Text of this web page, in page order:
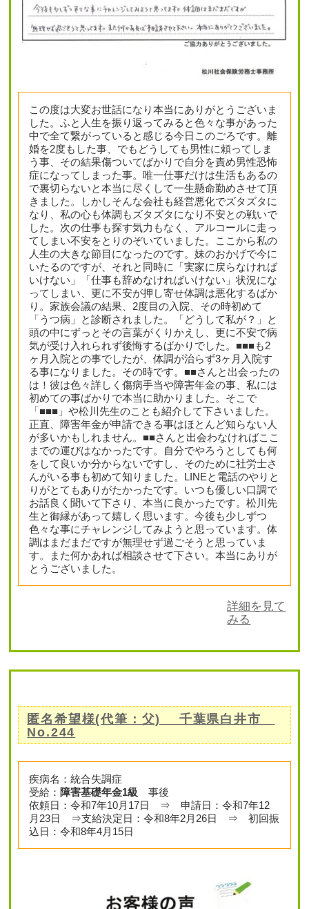
この度は大変お世話になり本当にありがとうございま
した。ふと人生を振り返ってみると色々な事があった
中で全て繋がっていると感じる今日このごろです。離
婚を2度もした事、でもどうしても男性に頼ってしま
う事、その結果傷ついてばかりで自分を責め男性恐怖
症になってしまった事。唯一仕事だけは生活もあるの
で裏切らないと本当に尽くして一生懸命勤めさせて頂
きました。しかしそんな会社も経営悪化でズタズタに
なり、私の心も体調もズタズタになり不安との戦いで
した。次の仕事も探す気力もなく、アルコールに走っ
てしまい不安をとりのぞいていました。ここから私の
人生の大きな節目になったのです。妹のおかげで今に
いたるのですが、それと同時に「実家に戻らなければ
いけない」「仕事も辞めなければいけない」状況にな
ってしまい、更に不安が押し寄せ体調は悪化するばか
り。家族会議の結果、2度目の入院、その時初めて
「うつ病」と診断されました。「どうして私が？」と
頭の中にずっとその言葉がくりかえし、更に不安で病
気が受け入れられず後悔するばかりでした。■■■も2
ヶ月入院との事でしたが、体調が治らず3ヶ月入院す
る事になりました。その時です。■■さんと出会ったの
は！彼は色々詳しく傷病手当や障害年金の事、私には
初めての事ばかりで本当に助かりました。そこで
「■■■」や松川先生のことも紹介して下さいました。
正直、障害年金が申請できる事はほとんど知らない人
が多いかもしれません。■■さんと出会わなければここ
までの運びはなかったです。自分でやろうとしても何
をして良いか分からないですし、そのために社労士さ
んがいる事も初めて知りました。LINEと電話のやりと
りがとてもありがたかったです。いつも優しい口調で
お話良く聞いて下さり、本当に良かったです。松川先
生と御縁があって嬉しく思います。今後も少しずつ
色々な事にチャレンジしてみようと思っています。体
調はまだまだですが無理せず過ごそうと思っていま
す。また何かあれば相談させて下さい。本当にありが
とうございました。
詳細を見て
みる
匿名希望様(代筆：父) 千葉県白井市
No.244
疾病名：統合失調症
受給： 障害基礎年金1級 事後
依頼日：令和7年10月17日 ⇒ 申請日：令和7年12
月23日 ⇒支給決定日：令和8年2月26日 ⇒ 初回振
込日：令和8年4月15日